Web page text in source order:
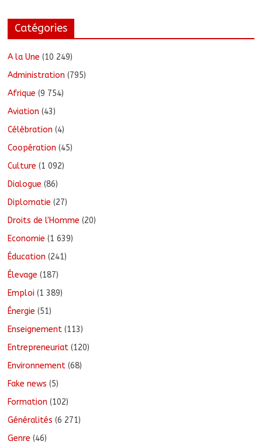
Catégories
A la Une (10 249)
Administration (795)
Afrique (9 754)
Aviation (43)
Célébration (4)
Coopération (45)
Culture (1 092)
Dialogue (86)
Diplomatie (27)
Droits de l'Homme (20)
Economie (1 639)
Éducation (241)
Élevage (187)
Emploi (1 389)
Énergie (51)
Enseignement (113)
Entrepreneuriat (120)
Environnement (68)
Fake news (5)
Formation (102)
Généralités (6 271)
Genre (46)